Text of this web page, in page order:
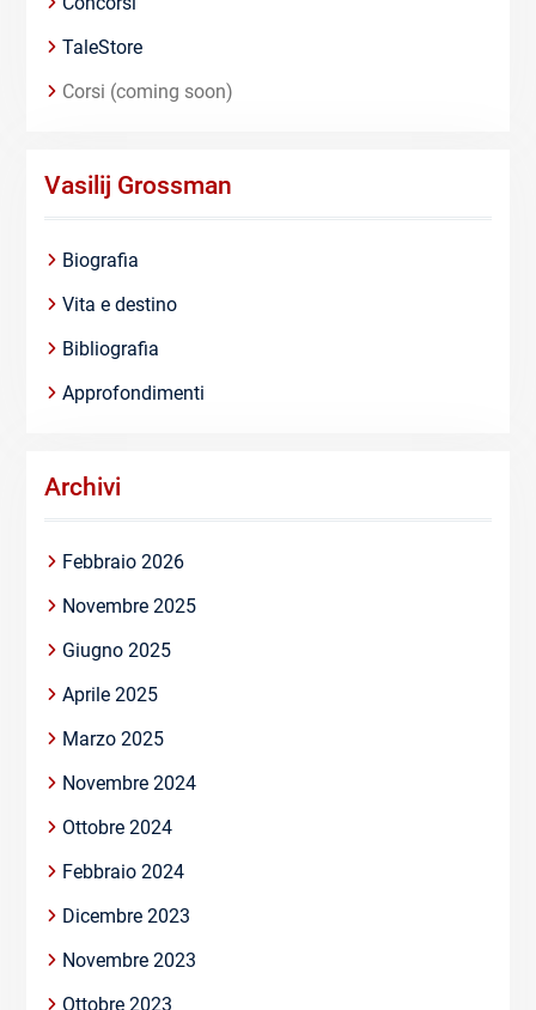
TaleStore
Corsi (coming soon)
Vasilij Grossman
Biografia
Vita e destino
Bibliografia
Approfondimenti
Archivi
Febbraio 2026
Novembre 2025
Giugno 2025
Aprile 2025
Marzo 2025
Novembre 2024
Ottobre 2024
Febbraio 2024
Dicembre 2023
Novembre 2023
Ottobre 2023